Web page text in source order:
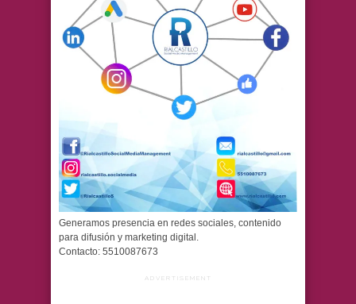
Generamos presencia en redes sociales, contenido
para difusión y marketing digital.
Contacto: 5510087673
ADVERTISEMENT